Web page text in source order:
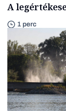
A
1 perc